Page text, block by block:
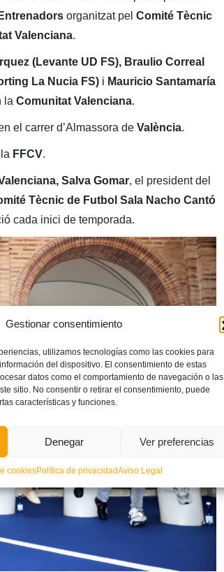
Gestionar consentimiento
utilizamos tecnologías como las cookies para
del dispositivo. El consentimiento de estas
datos como el comportamiento de navegación o las
sitio. No consentir o retirar el consentimiento, puede
características y funciones.
Denegar Ver preferencias
cookiesPolítica de privacidadAviso Legal
organitzat pel Comité Tècnic
Valenciana.
(Levante UD FS), Braulio Correal
La Nucia FS)i Mauricio Santamaría
la Comunitat Valenciana.
el carrer d’Almassora de València.
FFCV.
Salva Gomar, el president del
Tècnic de Futbol Sala Nacho Cantó
cada inici de temporada.